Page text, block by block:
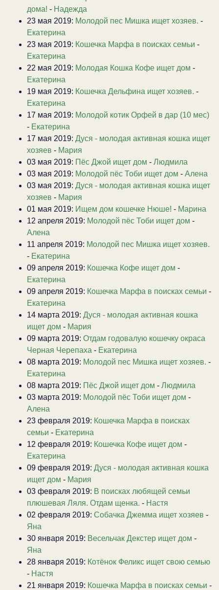
дома! - Надежда
23 мая 2019: Молодой пес Мишка ищет хозяев. -
Екатерина
23 мая 2019: Кошечка Марфа в поисках семьи -
Екатерина
22 мая 2019: Молодая Кошка Кофе ищет дом -
Екатерина
19 мая 2019: Кошечка Дельфина ищет хозяев. -
Екатерина
17 мая 2019: Молодой котик Орфей в дар (10 мес)
- Екатерина
17 мая 2019: Дуся - молодая активная кошка ищет
хозяев - Мария
03 мая 2019: Пёс Джой ищет дом - Людмила
03 мая 2019: Молодой пёс Тоби ищет дом - Алена
03 мая 2019: Дуся - молодая активная кошка ищет
хозяев - Мария
01 мая 2019: Ищем дом кошечке Нюше! - Марина
12 апреля 2019: Молодой пёс Тоби ищет дом -
Алена
11 апреля 2019: Молодой пес Мишка ищет хозяев.
- Екатерина
09 апреля 2019: Кошечка Кофе ищет дом -
Екатерина
09 апреля 2019: Кошечка Марфа в поисках семьи -
Екатерина
14 марта 2019: Дуся - молодая активная кошка
ищет дом - Мария
09 марта 2019: Отдам годовалую кошечку окраса
Черная Черепаха - Екатерина
08 марта 2019: Молодой пес Мишка ищет хозяев. -
Екатерина
08 марта 2019: Пёс Джой ищет дом - Людмила
03 марта 2019: Молодой пёс Тоби ищет дом -
Алена
23 февраля 2019: Кошечка Марфа в поисках
семьи - Екатерина
12 февраля 2019: Кошечка Кофе ищет дом -
Екатерина
09 февраля 2019: Дуся - молодая активная кошка
ищет дом - Мария
03 февраля 2019: В поисках любящей семьи
плюшевая Ляля. Отдам щенка. - Настя
02 февраля 2019: Собачка Джемма ищет хозяев -
Яна
30 января 2019: Весельчак Декстер ищет дом -
Яна
28 января 2019: Котёнок Феликс ищет свою семью
- Настя
21 января 2019: Кошечка Марфа в поисках семьи -